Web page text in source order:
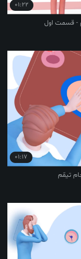
01:22
01:17